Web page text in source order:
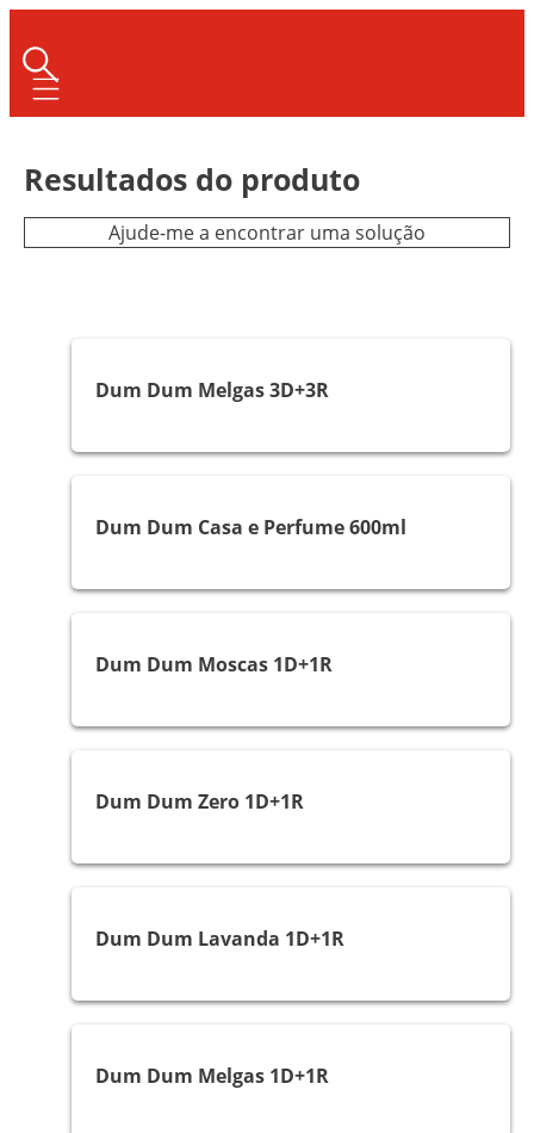
Mobile navigation
Resultados do produto
Ajude-me a encontrar uma solução
Dum Dum Melgas 3D+3R
Voadores
Dum Dum Casa e Perfume 600ml
Moscas e Mosquitos
Dum Dum Moscas 1D+1R
Melgas e Mosquitos
Dum Dum Zero 1D+1R
Melgas e Mosquitos
Dum Dum Lavanda 1D+1R
Melgas e Mosquitos
Dum Dum Melgas 1D+1R